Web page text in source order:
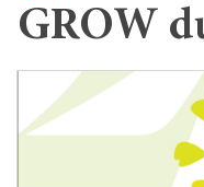
GROW